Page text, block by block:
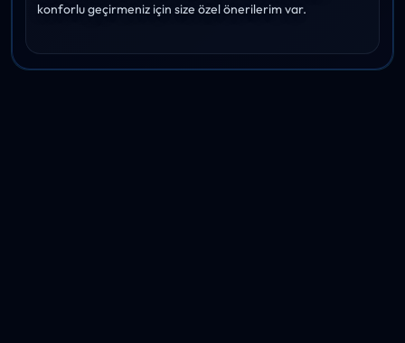
konforlu geçirmeniz için size özel önerilerim var.